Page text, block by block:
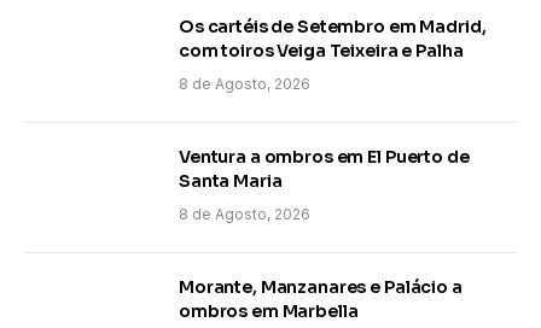
Os cartéis de Setembro em Madrid,
com toiros Veiga Teixeira e Palha
8 de Agosto, 2026
Ventura a ombros em El Puerto de
Santa Maria
8 de Agosto, 2026
Morante, Manzanares e Palácio a
ombros em Marbella